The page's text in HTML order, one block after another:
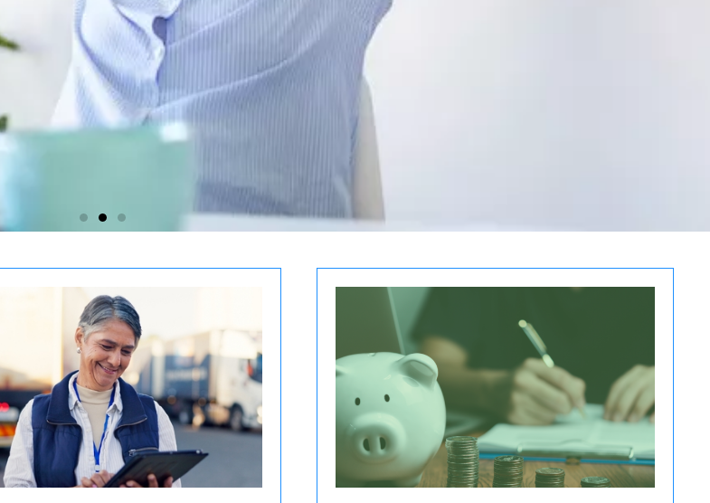
fontossága
egészsége érdekében. A munkahelyünk rendben
életminőségét is.